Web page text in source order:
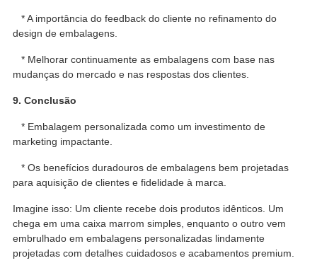
* A importância do feedback do cliente no refinamento do
design de embalagens.
* Melhorar continuamente as embalagens com base nas
mudanças do mercado e nas respostas dos clientes.
9. Conclusão
* Embalagem personalizada como um investimento de
marketing impactante.
* Os benefícios duradouros de embalagens bem projetadas
para aquisição de clientes e fidelidade à marca.
Imagine isso: Um cliente recebe dois produtos idênticos. Um
chega em uma caixa marrom simples, enquanto o outro vem
embrulhado em embalagens personalizadas lindamente
projetadas com detalhes cuidadosos e acabamentos premium.